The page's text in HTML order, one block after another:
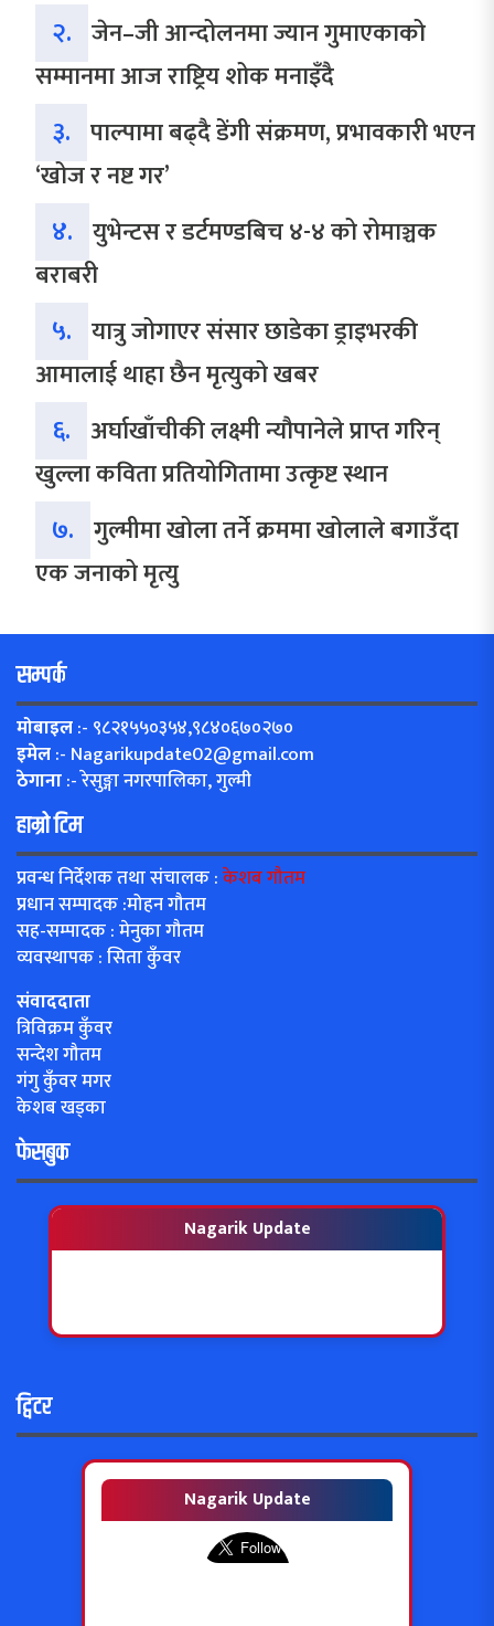
२. जेन–जी आन्दोलनमा ज्यान गुमाएकाको
सम्मानमा आज राष्ट्रिय शोक मनाइँदै
३. पाल्पामा बढ्दै डेंगी संक्रमण, प्रभावकारी भएन
‘खोज र नष्ट गर’
४. युभेन्टस र डर्टमण्डबिच ४-४ को रोमाञ्चक
बराबरी
५. यात्रु जोगाएर संसार छाडेका ड्राइभरकी
आमालाई थाहा छैन मृत्युको खबर
६. अर्घाखाँचीकी लक्ष्मी न्यौपानेले प्राप्त गरिन्
खुल्ला कविता प्रतियोगितामा उत्कृष्ट स्थान
७. गुल्मीमा खोला तर्ने क्रममा खोलाले बगाउँदा
एक जनाको मृत्यु
सम्पर्क
मोबाइल:- ९८२१५५०३५४,९८४०६७०२७०
इमेल:- Nagarikupdate02@gmail.com
ठेगाना:- रेसुङ्गा नगरपालिका, गुल्मी
हाम्रो टिम
प्रवन्ध निर्देशक तथा संचालक :केशब गौतम
प्रधान सम्पादक :मोहन गौतम
सह-सम्पादक : मेनुका गौतम
व्यवस्थापक : सिता कुँवर
संवाददाता
त्रिविक्रम कुँवर
सन्देश गौतम
गंगु कुँवर मगर
केशब खड्का
फेसबुक
Nagarik Update
ट्विटर
Nagarik Update